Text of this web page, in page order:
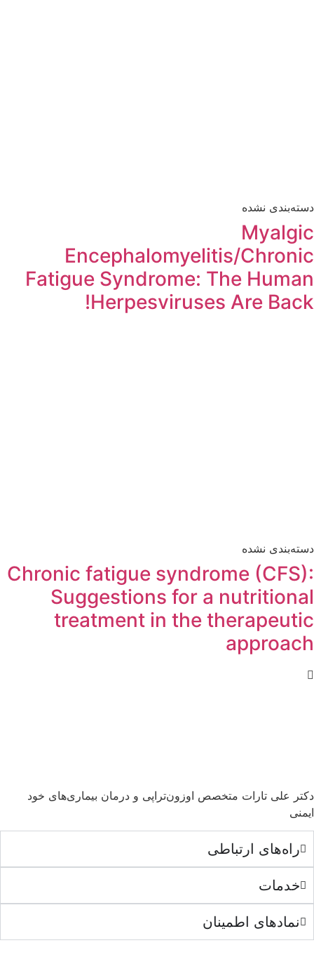
دسته‌بندی نشده
Myalgic
Encephalomyelitis/Chronic
Fatigue Syndrome: The Human
Herpesviruses Are Back!
دسته‌بندی نشده
Chronic fatigue syndrome (CFS):
Suggestions for a nutritional
treatment in the therapeutic
approach
دکتر علی تارات متخصص اوزون‌تراپی و درمان بیماری‌های خود
ایمنی
راه‌های ارتباطی
خدمات
نمادهای اطمینان